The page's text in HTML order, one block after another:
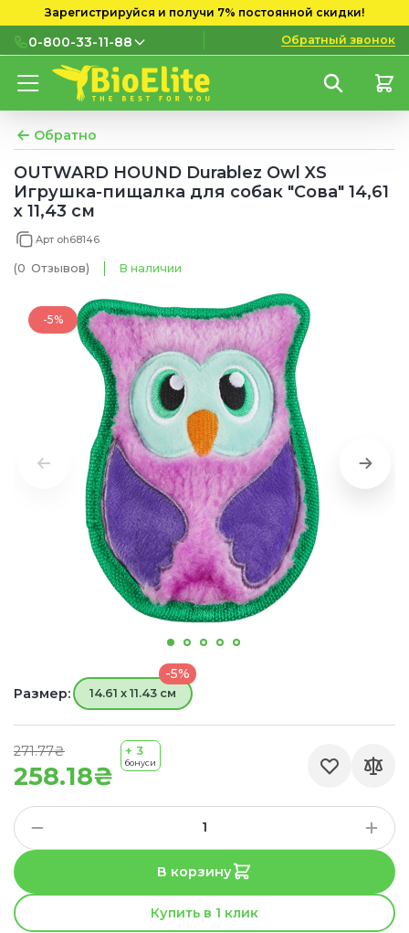
Зарегистрируйся и получи 7% постоянной скидки!
0-800-33-11-88
0-800-33-11-88
мобильных номеров
(097) 133 11 88
(095) 133 11 88
(073) 133 11 88
Обратный звонок
Обратно
OUTWARD HOUND Durablez Owl XS
Игрушка-пищалка для собак "Сова" 14,61
x 11,43 см
Арт oh68146
(0 Отзывов) В наличии
-5%
258.18₴
271.77₴ + 3
бонуси
Размер:
-5%
14.61 x 11.43 см
В корзину
Купить в 1 клик